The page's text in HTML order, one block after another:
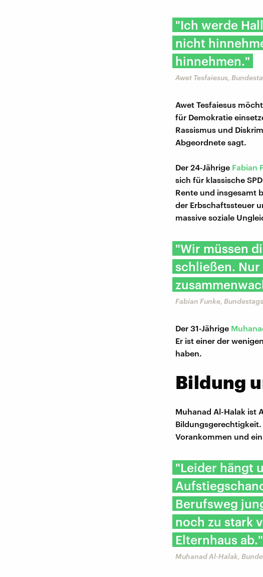
"Ich werde
nicht
hinnehmen."
Awet Tesfaiesus,
Awet Tesfaiesus
für Demokratie
Rassismus und
Abgeordnete sagt.
Der 24-Jährige Fabian
sich für klassische
Rente und insgesamt
der Erbschaftssteuer
massive soziale
"Wir müssen
schließen.
Fabian Funke,
Der 31-Jährige
Er ist einer der
haben.
Bildung
Muhanad Al-Halak ist
Vorankommen und
"Leider hängt
Berufsweg
noch zu stark
Elternhaus ab."
Muhanad Al-Halak,